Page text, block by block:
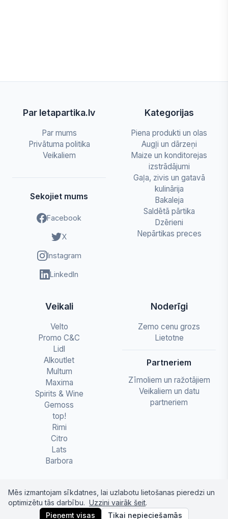
Par letapartika.lv
Par mums
Privātuma politika
Veikaliem
Sekojiet mums
Facebook
X
Instagram
LinkedIn
Kategorijas
Piena produkti un olas
Augļi un dārzeņi
Maize un konditorejas
izstrādājumi
Gaļa, zivis un gatavā
kulinārija
Bakaleja
Saldētā pārtika
Dzērieni
Nepārtikas preces
Veikali
Velto
Promo C&C
Lidl
Alkoutlet
Multum
Maxima
Spirits & Wine
Gemoss
top!
Rimi
Citro
Lats
Barbora
Noderīgi
Zemo cenu grozs
Lietotne
Partneriem
Zīmoliem un ražotājiem
Veikaliem un datu
partneriem
© 2026 letapartika.lv - Pārtikas cenu salīdzinājumi
Mēs izmantojam sīkdatnes, lai uzlabotu lietošanas pieredzi un
optimizētu tās darbību. Uzzini vairāk šeit.
Pieņemt visas
Tikai nepieciešamās